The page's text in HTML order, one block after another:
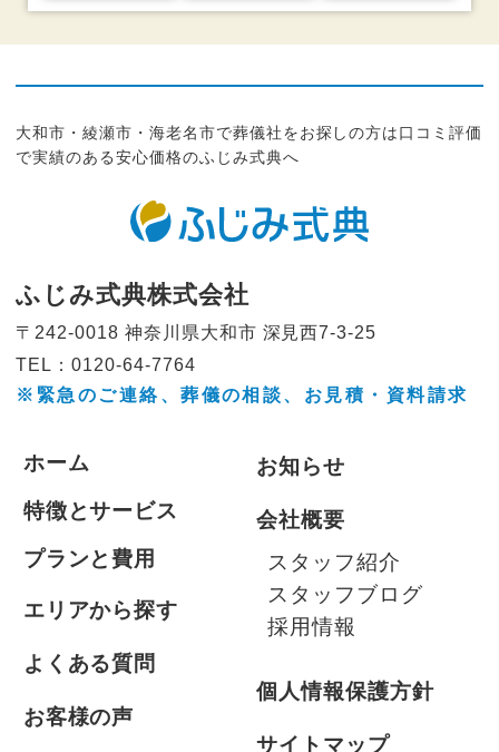
大和市・綾瀬市・海老名市で葬儀社をお探しの方は口コミ評価
で実績のある安心価格のふじみ式典へ
ふじみ式典株式会社
〒242-0018 神奈川県大和市 深見西7-3-25
TEL：0120-64-7764
※緊急のご連絡、葬儀の相談、 お見積・資料請求
ホーム
特徴とサービス
プランと費用
エリアから探す
よくある質問
お客様の声
お知らせ
会社概要
スタッフ紹介
スタッフブログ
採用情報
個人情報保護方針
サイトマップ